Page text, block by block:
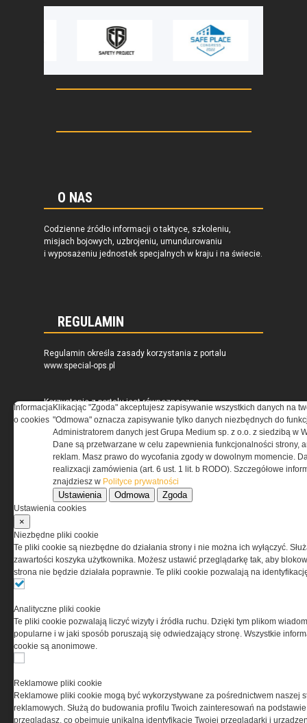
O NAS
Codzienne źródło informacji o taktyce, szkoleniu,
misjach bojowych, uzbrojeniu, umundurowaniu
i wyposażeniu jednostek specjalnych w kraju i na świecie.
REGULAMIN
Regulamin określa zasady korzystania z portalu
www.special-ops.pl
Korzystanie z portalu jest równoznaczne
z zaakceptowaniem warunków ustanowionych
przez Grupa MEDIUM Spółka z ograniczoną
odpowiedzialnością Spółka komandytowa, nr KRS:
0000537655, NIP 1132860378, REGON 146393437
(zwana dalej Grupa MEDIUM) w postaci Regulaminu.
Przeczytaj regulamin
PRYWATNOŚĆ
informacji na Twoim komputerze. Pliki cookies stosujemy
w celu świadczenia usług na najwyższym poziomie,
w tym w sposób dostosowany do indywidualnych potrzeb.
Korzystanie z witryny bez zmiany ustawień dotyczących
dokonać zmiany ustawień przeglądarki dotyczących
cookies. Nim Państwo zaczną korzystać z naszego
serwisu prosimy o zapoznanie się z nasząpolityką
Informacja
o cookies
Klikacjąc "Zgoda" akceptujesz zapisywanie wszystkich danych na
"Odmowa" oznacza zapisywanie tylko danych niezbędnych do
Administratorem danych jest Grupa Medium sp. z o.o. z siedzibą w
Dane są przetwarzane w celu zapewnienia funkcjonalności strony,
reklam. Masz prawo do wycofania zgody w dowolnym momencie.
realizxacji zamówienia (art. 6 ust. 1 lit. b RODO). Szczegółowe
znajdziesz w Polityce prywatności
Ustawienia Odmowa Zgoda
Ustawienia cookies
×
Niezbędne pliki cookie
Te pliki cookie są niezbędne do działania strony i nie można ich wyłączyć.
zawartości koszyka użytkownika. Możesz ustawić przeglądarkę tak, aby
strona nie będzie działała poprawnie. Te pliki cookie pozwalają na
Analityczne pliki cookie
Te pliki cookie pozwalają liczyć wizyty i źródła ruchu. Dzięki tym plikom
popularne i w jaki sposób poruszają się odwiedzający stronę. Wszystkie
cookie są anonimowe.
Reklamowe pliki cookie
Reklamowe pliki cookie mogą być wykorzystywane za pośrednictwem naszej
reklamowych. Służą do budowania profilu Twoich zainteresowań na
przeglądasz, co obejmuje unikalną identyfikację Twojej przeglądarki i